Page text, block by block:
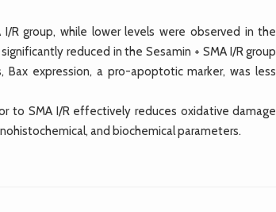
R group, while lower levels were observed in the
reduced in the Sesamin + SMA I/R group
expression, a pro-apoptotic marker, was less
to SMA I/R effectively reduces oxidative damage
and biochemical parameters.